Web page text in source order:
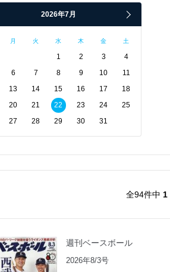
2026年7月
月 火 水 木 金 土
1 2 3
4
6 7 8 9 10
11
13 14 15 16 17
18
20 21 22 23 24
25
27 28 29 30 31
全94件中 1
週刊ベースボール
2026年8/3号